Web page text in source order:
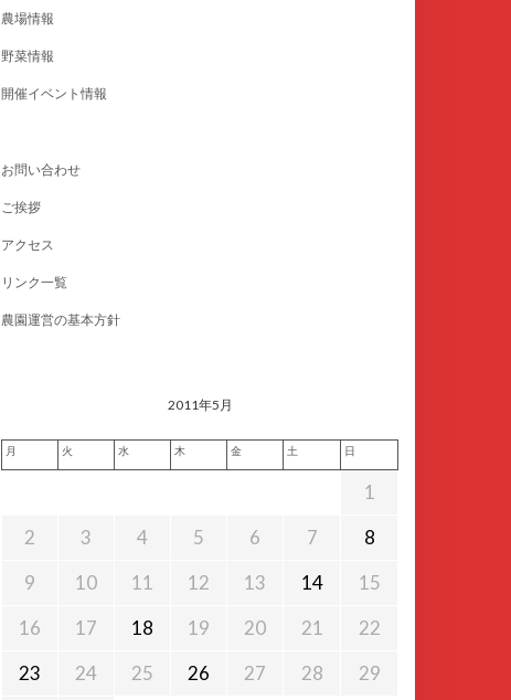
農場情報
野菜情報
開催イベント情報
お問い合わせ
ご挨拶
アクセス
リンク一覧
農園運営の基本方針
2011年5月
月 火 水 木 金 土 日
1
2
3 4 5 6 7
8
9
10 11 12 13 14
15
16
17 18 19 20 21
22
23
24 25 26 27 28
29